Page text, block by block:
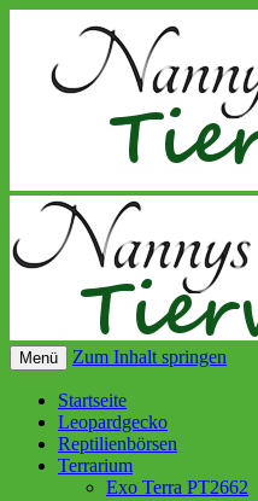
Menü Zum Inhalt springen
Startseite
Leopardgecko
Reptilienbörsen
Terrarium
Exo Terra PT2662